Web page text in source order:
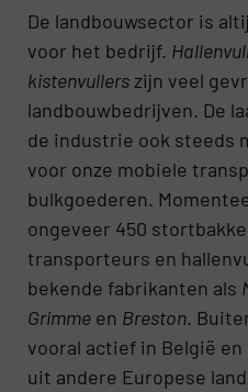
De landbouwsector is
voor het bedrijf.
kistenvullers zijn veel
landbouwbedrijven. De
de industrie ook steeds
voor onze mobiele
bulkgoederen.
ongeveer 450
transporteurs en
bekende fabrikanten als
Grimme en Breston.
vooral actief in België
uit andere Europese